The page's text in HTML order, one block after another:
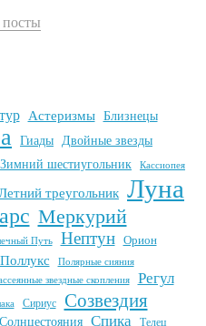
Астеризмы
Близнецы
Гиады Двойные звезды
Зимний шестиугольник Кассиопея
треугольник Луна
Меркурий
Путь Нептун Орион
Поллукс Полярные сияния
звездные скопления Регул
Сириус Созвездия
Солнцестояния Спика
Телец